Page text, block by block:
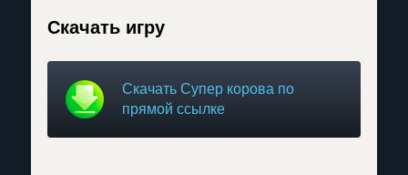
Скачать игру
Скачать Супер корова по
прямой ссылке